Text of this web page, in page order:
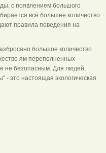
с появлением большого
всё большее количество
правила поведения на
большое количество
ям переполненных
не безопасным. Для людей,
это настоящая экологическая